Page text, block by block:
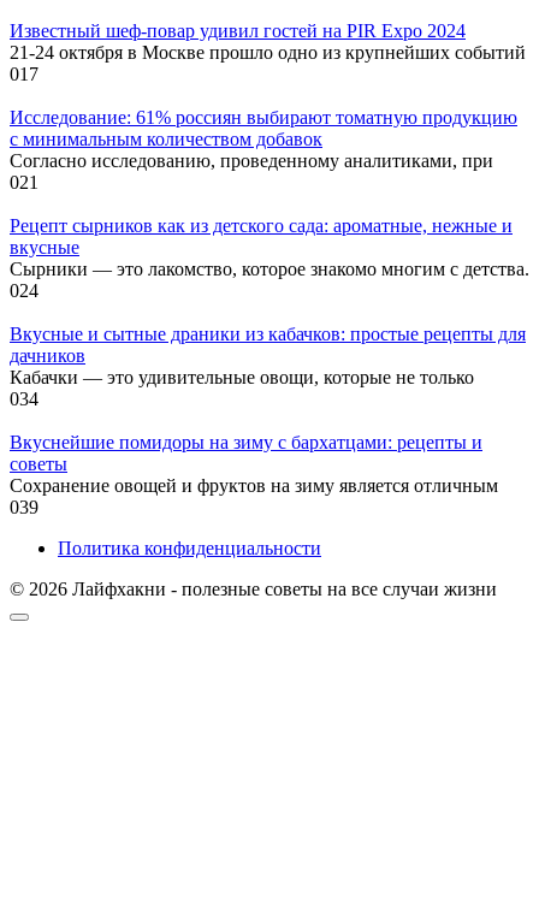
Известный шеф-повар удивил гостей на PIR Expo 2024
21-24 октября в Москве прошло одно из крупнейших событий
017
Исследование: 61% россиян выбирают томатную продукцию
с минимальным количеством добавок
Согласно исследованию, проведенному аналитиками, при
021
Рецепт сырников как из детского сада: ароматные, нежные и
вкусные
Сырники — это лакомство, которое знакомо многим с детства.
024
Вкусные и сытные драники из кабачков: простые рецепты для
дачников
Кабачки — это удивительные овощи, которые не только
034
Вкуснейшие помидоры на зиму с бархатцами: рецепты и
советы
Сохранение овощей и фруктов на зиму является отличным
039
Политика конфиденциальности
© 2026 Лайфхакни - полезные советы на все случаи жизни